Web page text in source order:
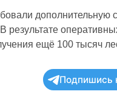
результате
ещё 100 тысяч
Подпишись